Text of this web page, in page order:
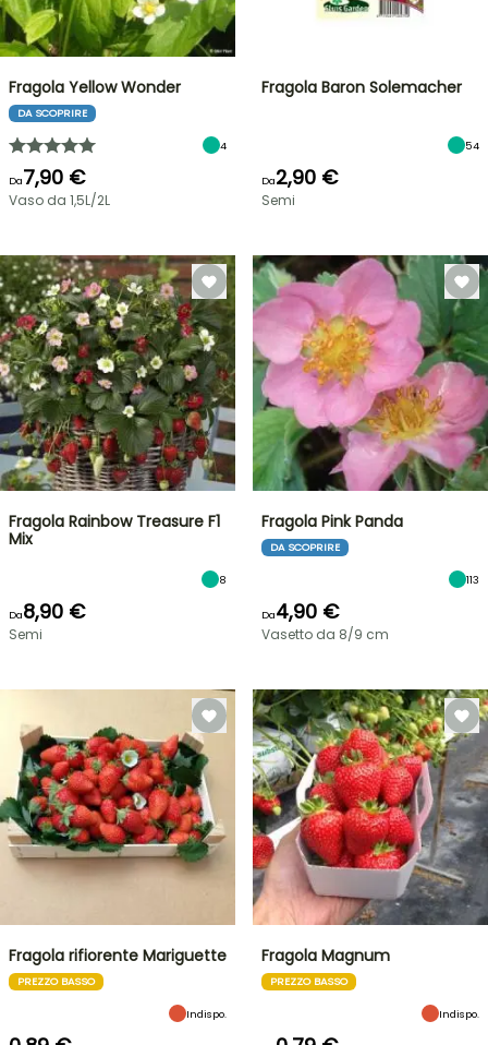
Fragola Yellow Wonder
DA SCOPRIRE
4
Da7,90 €
Vaso da 1,5L/2L
Fragola Baron Solemacher
54
Da2,90 €
Semi
Fragola Rainbow Treasure F1
Mix
8
Da8,90 €
Semi
Fragola Pink Panda
DA SCOPRIRE
113
Da4,90 €
Vasetto da 8/9 cm
Fragola rifiorente Mariguette
PREZZO BASSO
Indispo.
Fragola Magnum
PREZZO BASSO
Indispo.